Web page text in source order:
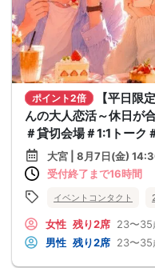
ポイント2倍
【平日限
んの大人恋活～休日が
＃貸切会場＃1:1トーク
大宮 | 8月7日(金)
受付終了まで16時間
イベントコンタクト
女性 残り2席 23〜35
男性 残り2席 23〜35